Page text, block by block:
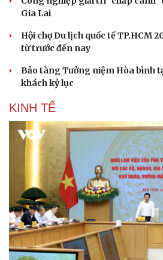
Sức khỏe
Dinh dưỡng - món ngon
Cây thuốc
Đời
Gia Lai
Hội chợ Du lịch quốc tế TP.HCM
từ trước đến nay
Bảo tàng Tưởng niệm Hòa bình
khách kỷ lục
KINH TẾ